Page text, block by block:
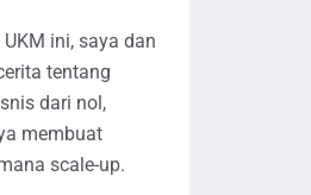
ini, saya dan
tentang
dari nol,
membuat
scale-up.